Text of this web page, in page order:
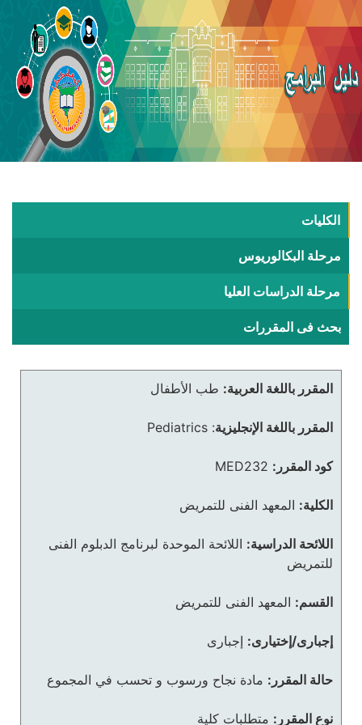
الكليات
مرحلة البكالوريوس
مرحلة الدراسات العليا
بحث فى المقررات
المقرر باللغة العربية: طب الأطفال
المقرر باللغة الإنجليزية:
Pediatrics
كود المقرر: MED232
الكلية: المعهد الفنى للتمريض
اللائحة الدراسية: اللائحة الموحدة لبرنامج الدبلوم الفنى
للتمريض
القسم: المعهد الفنى للتمريض
إجبارى/إختيارى: إجبارى
حالة المقرر: مادة نجاح ورسوب و تحسب في المجموع
نوع المقرر: متطلبات كلية